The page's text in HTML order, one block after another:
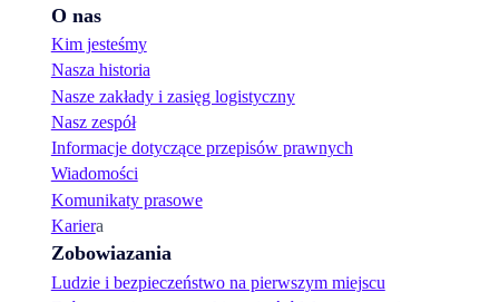
O nas
Kim jesteśmy
Nasza historia
Nasze zakłady i zasięg logistyczny
Nasz zespół
Informacje dotyczące przepisów prawnych
Wiadomości
Komunikaty prasowe
Kariera
Zobowiazania
Ludzie i bezpieczeństwo na pierwszym miejscu